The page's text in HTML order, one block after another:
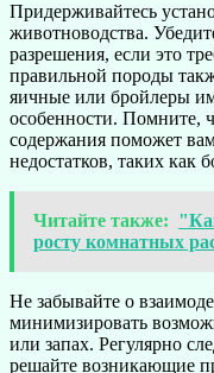
Придерживайтесь
животноводства.
разрешения, если это
правильной породы
яичные или бройлеры
особенности. Помните,
содержания поможет
недостатков, таких как
Читайте также:
росту комнатных
Не забывайте о
минимизировать
или запах. Регулярно
решайте возникающие